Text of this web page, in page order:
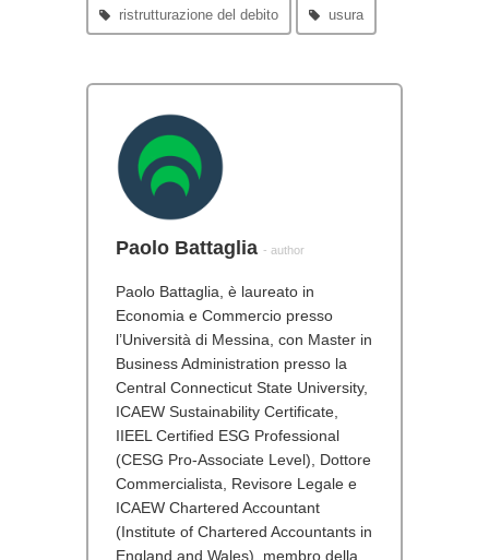
ristrutturazione del debito usura
Paolo Battaglia - author
Paolo Battaglia, è laureato in
Economia e Commercio presso
l’Università di Messina, con Master in
Business Administration presso la
Central Connecticut State University,
ICAEW Sustainability Certificate,
IIEEL Certified ESG Professional
(CESG Pro-Associate Level), Dottore
Commercialista, Revisore Legale e
ICAEW Chartered Accountant
(Institute of Chartered Accountants in
England and Wales), membro della